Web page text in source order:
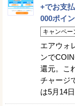
+でお支
000ポイ
キャンペー
エアウォ
ンで
還元。こ
チャージ
は5月14